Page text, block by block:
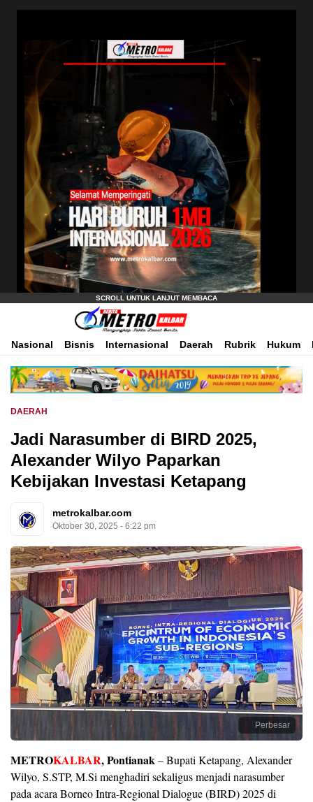
Metro Kalbar
Inspirasi Untuk Negeri
Nasional Bisnis Internasional Daerah Rubrik Hukum
DAERAH
Jadi Narasumber di BIRD 2025,
Alexander Wilyo Paparkan
Kebijakan Investasi Ketapang
metrokalbar.com
Oktober 30, 2025 - 6:22 pm
Perbesar
METROKALBAR, Pontianak– Bupati Ketapang, Alexander
Wilyo, S.STP, M.Si menghadiri sekaligus menjadi narasumber
pada acara Borneo Intra-Regional Dialogue (BIRD) 2025 di